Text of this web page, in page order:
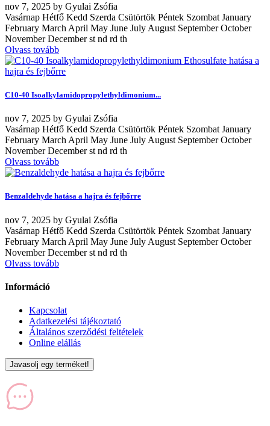
nov 7, 2025 by Gyulai Zsófia
Vasárnap Hétfő Kedd Szerda Csütörtök Péntek Szombat January
February March April May June July August September October
November December st nd rd th
Olvass tovább
C10-40 Isoalkylamidopropylethyldimonium...
nov 7, 2025 by Gyulai Zsófia
Vasárnap Hétfő Kedd Szerda Csütörtök Péntek Szombat January
February March April May June July August September October
November December st nd rd th
Olvass tovább
Benzaldehyde hatása a hajra és fejbőrre
nov 7, 2025 by Gyulai Zsófia
Vasárnap Hétfő Kedd Szerda Csütörtök Péntek Szombat January
February March April May June July August September October
November December st nd rd th
Olvass tovább
Információ
Kapcsolat
Adatkezelési tájékoztató
Általános szerződési feltételek
Online elállás
Javasolj egy terméket!